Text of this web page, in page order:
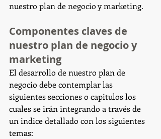
nuestro plan de negocio y marketing.
Componentes claves de
nuestro plan de negocio y
marketing
El desarrollo de nuestro plan de
negocio debe contemplar las
siguientes secciones o capitulos los
cuales se irán integrando a través de
un indice detallado con los siguientes
temas: